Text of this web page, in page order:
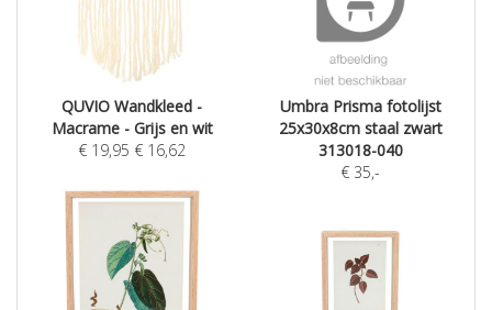
QUVIO Wandkleed -
Macrame - Grijs en wit
€ 19,95 € 16,62
Umbra Prisma fotolijst
25x30x8cm staal zwart
313018-040
€ 35,-